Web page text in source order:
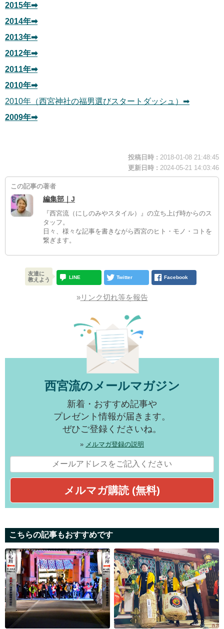
2015年➡︎
2014年➡︎
2013年➡︎
2012年➡︎
2011年➡︎
2010年➡︎
2010年（西宮神社の福男選びスタートダッシュ）➡︎
2009年➡︎
投稿日時 : 2018-01-08 21:48:45
更新日時 : 2024-05-21 14:03:46
この記事の著者
編集部｜J
『西宮流（にしのみやスタイル）』の立ち上げ時からのス
タッフ。
日々、様々な記事を書きながら西宮のヒト・モノ・コトを
繋ぎます。
友達に
教えよう
LINE Twitter Facebook
»リンク切れ等を報告
西宮流のメールマガジン
新着・おすすめ記事や
プレゼント情報が届きます。
ぜひご登録くださいね。
» メルマガ登録の説明
こちらの記事もおすすめです